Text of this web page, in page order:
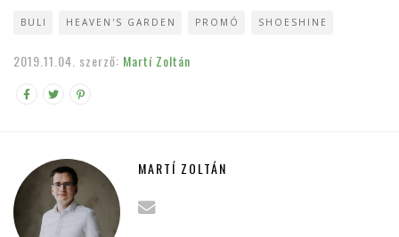
BULI HEAVEN'S GARDEN PROMÓ SHOESHINE
2019.11.04. szerző: Martí Zoltán
MARTÍ ZOLTÁN